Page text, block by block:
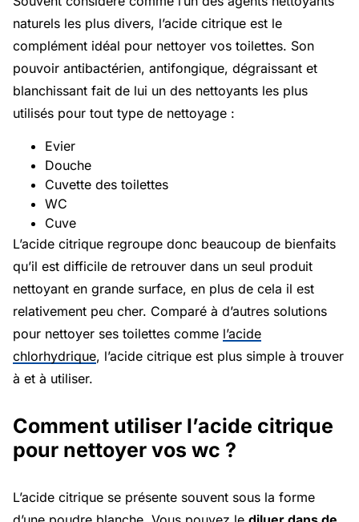
naturels les plus divers, l’acide citrique est le
complément idéal pour nettoyer vos toilettes. Son
pouvoir antibactérien, antifongique, dégraissant et
blanchissant fait de lui un des nettoyants les plus
utilisés pour tout type de nettoyage :
Evier
Douche
Cuvette des toilettes
WC
Cuve
L’acide citrique regroupe donc beaucoup de bienfaits
qu’il est difficile de retrouver dans un seul produit
nettoyant en grande surface, en plus de cela il est
relativement peu cher. Comparé à d’autres solutions
pour nettoyer ses toilettes comme l’acide
chlorhydrique, l’acide citrique est plus simple à trouver
à et à utiliser.
Comment utiliser l’acide citrique
pour nettoyer vos wc ?
L’acide citrique se présente souvent sous la forme